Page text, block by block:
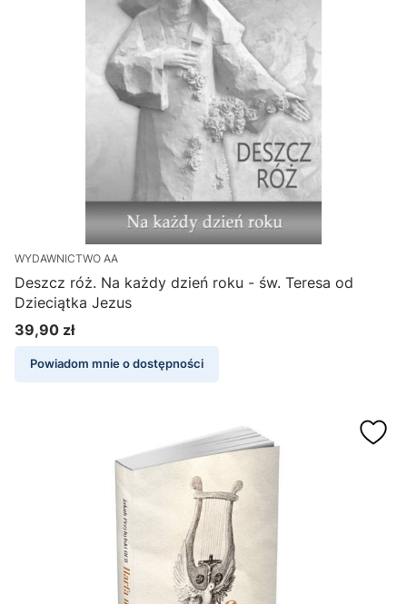
WYDAWNICTWO AA
Deszcz róż. Na każdy dzień roku - św. Teresa od
Dzieciątka Jezus
Cena
39,90 zł
Powiadom mnie o dostępności